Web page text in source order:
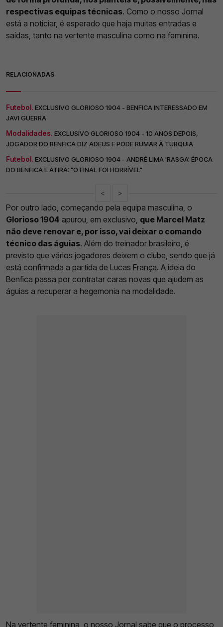
respectivas equipas técnicas. Como o nosso Jornal
está a noticiar, é esperado que haja muitas entradas e
saídas, tanto na vertente masculina como na feminina.
RELACIONADAS
Futebol. EXCLUSIVO GLORIOSO 1904 - BENFICA INTERESSADO EM
JAVI GUERRA
Modalidades. EXCLUSIVO GLORIOSO 1904 - 10 ANOS DEPOIS,
JOGADOR DO BENFICA DIZ ADEUS E PODE RUMAR À TURQUIA
Futebol. EXCLUSIVO GLORIOSO 1904 - ANDRÉ LIMA 'RASGA' ÉPOCA
DO BENFICA E ATIRA: "O FINAL FOI HORRÍVEL"
< >
Por outro lado, começando pela equipa masculina, o
Glorioso 1904 apurou, em exclusivo, que Marcel Matz
não deve renovar e, por isso, vai deixar o comando
técnico das águias. Além do treinador brasileiro, é
previsto que vários jogadores deixem o clube, sendo que já
está confirmada a partida de Lucas França. A ideia do
Benfica passa por contratar caras novas que ajudem as
águias a recuperar a hegemonia na modalidade.
Na vertente feminina, o nosso Jornal sabe que o processo